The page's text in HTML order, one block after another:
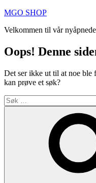
Gå
innhold
MGO SHOP
Velkommen til vår
Oops! Denne
Det ser ikke ut til at noe ble
kan prøve et søk?
Søk
etter: